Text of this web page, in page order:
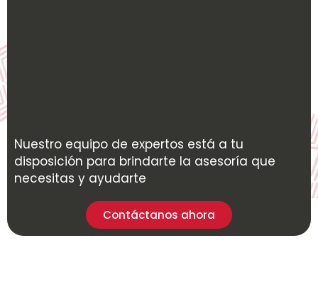
Nuestro equipo de expertos está a tu
disposición para brindarte la asesoría que
necesitas y ayudarte
Contáctanos ahora